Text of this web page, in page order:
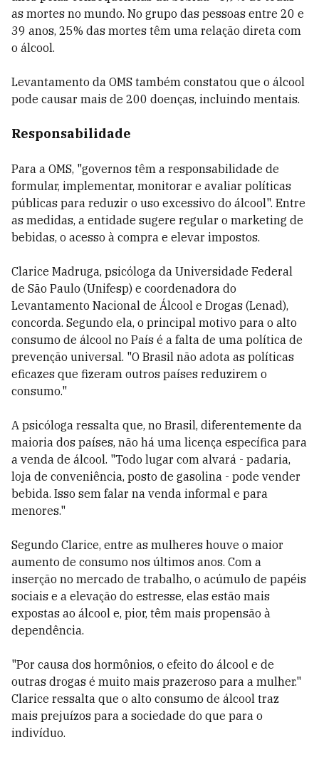
as mortes no mundo. No grupo das pessoas entre 20 e
39 anos, 25% das mortes têm uma relação direta com
o álcool.
Levantamento da OMS também constatou que o álcool
pode causar mais de 200 doenças, incluindo mentais.
Responsabilidade
Para a OMS, "governos têm a responsabilidade de
formular, implementar, monitorar e avaliar políticas
públicas para reduzir o uso excessivo do álcool". Entre
as medidas, a entidade sugere regular o marketing de
bebidas, o acesso à compra e elevar impostos.
Clarice Madruga, psicóloga da Universidade Federal
de São Paulo (Unifesp) e coordenadora do
Levantamento Nacional de Álcool e Drogas (Lenad),
concorda. Segundo ela, o principal motivo para o alto
consumo de álcool no País é a falta de uma política de
prevenção universal. "O Brasil não adota as políticas
eficazes que fizeram outros países reduzirem o
consumo."
A psicóloga ressalta que, no Brasil, diferentemente da
maioria dos países, não há uma licença específica para
a venda de álcool. "Todo lugar com alvará - padaria,
loja de conveniência, posto de gasolina - pode vender
bebida. Isso sem falar na venda informal e para
menores."
Segundo Clarice, entre as mulheres houve o maior
aumento de consumo nos últimos anos. Com a
inserção no mercado de trabalho, o acúmulo de papéis
sociais e a elevação do estresse, elas estão mais
expostas ao álcool e, pior, têm mais propensão à
dependência.
"Por causa dos hormônios, o efeito do álcool e de
outras drogas é muito mais prazeroso para a mulher."
Clarice ressalta que o alto consumo de álcool traz
mais prejuízos para a sociedade do que para o
indivíduo.